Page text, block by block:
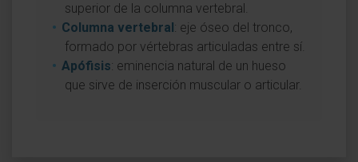
superior de la columna vertebral.
Columna vertebral: eje óseo del tronco,
formado por vértebras articuladas entre sí.
Apófisis: eminencia natural de un hueso
que sirve de inserción muscular o articular.